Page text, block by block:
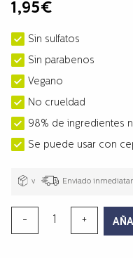
1,95€
Sin sulfatos
Sin parabenos
Vegano
No crueldad
98% de ingredientes
Se puede usar con
v Enviado
-
DENTAL
+